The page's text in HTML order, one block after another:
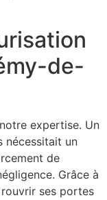
de-
expertise. Un
nécessitait un
de
Grâce à
ses portes